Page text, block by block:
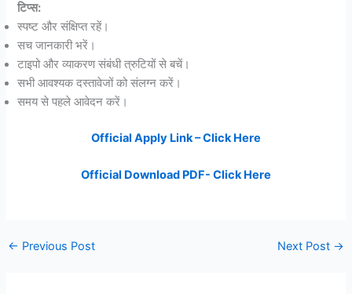
टिप्स:
स्पष्ट और संक्षिप्त रहें।
सच जानकारी भरें।
टाइपो और व्याकरण संबंधी त्रुटियों से बचें।
सभी आवश्यक दस्तावेजों को संलग्न करें।
समय से पहले आवेदन करें।
Official Apply Link – Click Here
Official Download PDF- Click Here
← Previous Post Next Post →